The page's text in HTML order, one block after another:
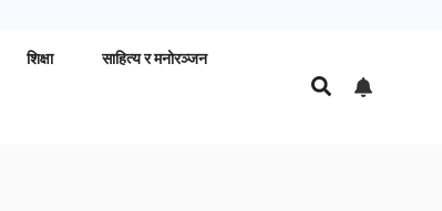
शिक्षा साहित्य र मनोरञ्जन